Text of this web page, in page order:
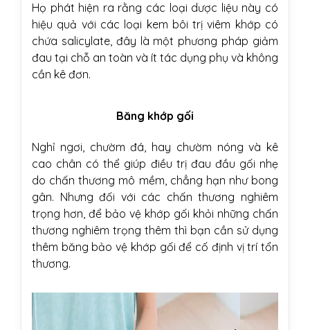
Họ phát hiện ra rằng các loại dược liệu này có
hiệu quả với các loại kem bôi trị viêm khớp có
chứa salicylate, đây là một phương pháp giảm
đau tại chỗ an toàn và ít tác dụng phụ và không
cần kê đơn.
Băng khớp gối
Nghỉ ngơi, chườm đá, hay chườm nóng và kê
cao chân có thể giúp điều trị đau đầu gối nhẹ
do chấn thương mô mềm, chẳng hạn như bong
gân. Nhưng đối với các chấn thương nghiêm
trọng hơn, để bảo vệ khớp gối khỏi những chấn
thương nghiêm trọng thêm thì bạn cần sử dụng
thêm băng bảo vệ khớp gối để cố định vị trí tổn
thương.